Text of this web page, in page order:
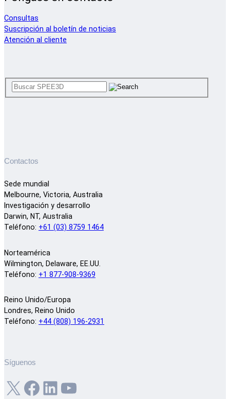
Consultas
Suscripción al boletín de noticias
Atención al cliente
Contactos
Sede mundial
Melbourne, Victoria, Australia
Investigación y desarrollo
Darwin, NT, Australia
Teléfono: +61 (03) 8759 1464
Norteamérica
Wilmington, Delaware, EE.UU.
Teléfono: +1 877-908-9369
Reino Unido/Europa
Londres, Reino Unido
Teléfono: +44 (808) 196-2931
Síguenos
X Facebook LinkedIn YouTube